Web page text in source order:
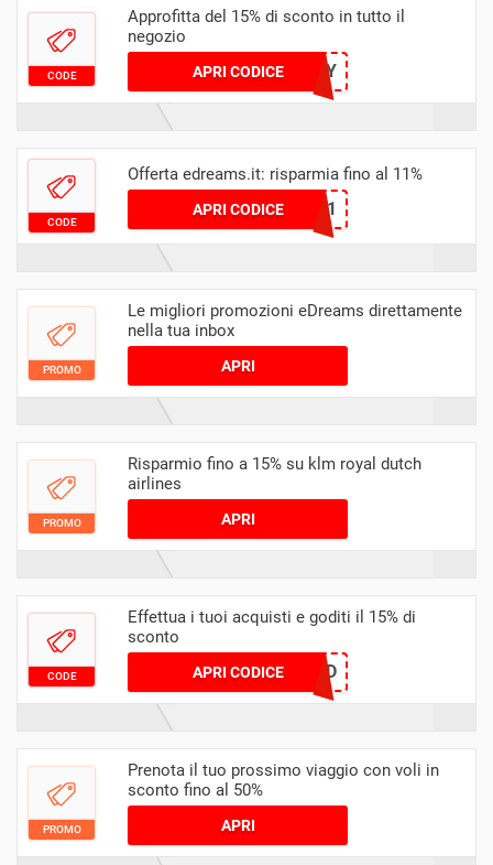
CODE
Approfitta del 15% di sconto in tutto il
negozio
APRI CODICEED15ITALY
CODE
Offerta edreams.it: risparmia fino al 11%
APRI CODICE
CHECKMATE11
PROMO
Le migliori promozioni eDreams direttamente
nella tua inbox
APRI
PROMO
Risparmio fino a 15% su klm royal dutch
airlines
APRI
CODE
Effettua i tuoi acquisti e goditi il 15% di
sconto
APRI CODICEITALY15ED
PROMO
Prenota il tuo prossimo viaggio con voli in
sconto fino al 50%
APRI